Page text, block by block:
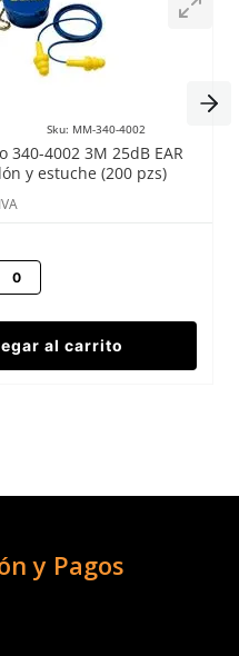
Sku: MM-340-4002
340-4002 3M 25dB EAR
y estuche (200 pzs)
al carrito
y Pagos